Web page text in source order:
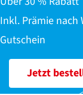
Inkl. Prämie nach
Gutschein
Jetzt